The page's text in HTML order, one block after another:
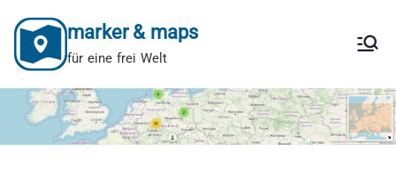
Inhalt
springen
marker & maps
für eine frei Welt